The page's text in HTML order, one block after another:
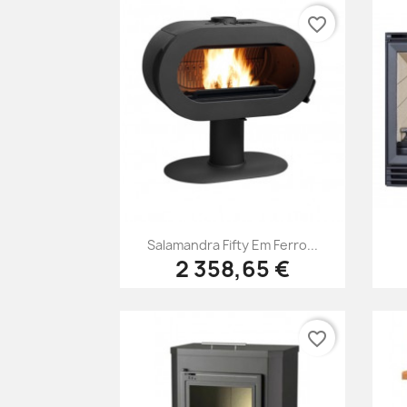
Vista rápida
Salamandra Fifty Em Ferro...
2 358,65 €
favorite_border
favorite_border